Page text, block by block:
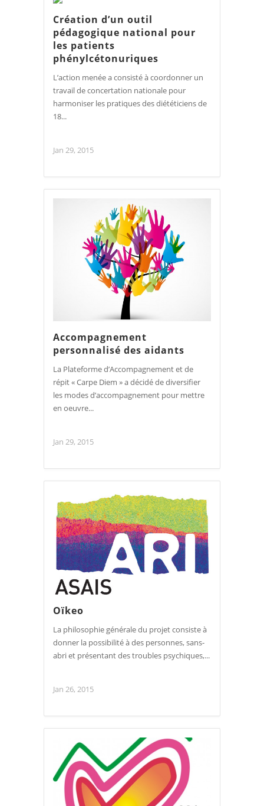
Création d’un outil
pédagogique national pour
les patients
phénylcétonuriques
L’action menée a consisté à coordonner un
travail de concertation nationale pour
harmoniser les pratiques des diététiciens de
18...
Jan 29, 2015
Accompagnement
personnalisé des aidants
La Plateforme d’Accompagnement et de
répit « Carpe Diem » a décidé de diversifier
les modes d’accompagnement pour mettre
en oeuvre...
Jan 29, 2015
Oïkeo
La philosophie générale du projet consiste à
donner la possibilité à des personnes, sans-
abri et présentant des troubles psychiques,...
Jan 26, 2015